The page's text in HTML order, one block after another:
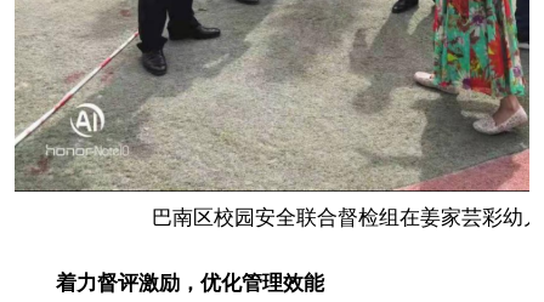
巴南区校园安全联合督检组在姜家芸彩幼
着力督评激励，优化管理效能